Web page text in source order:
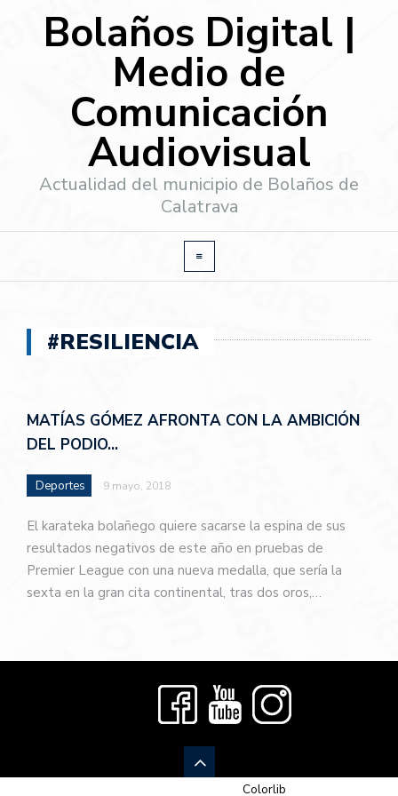
Bolaños Digital |
Medio de
Comunicación
Audiovisual
Actualidad del municipio de Bolaños de
Calatrava
#RESILIENCIA
MATÍAS GÓMEZ AFRONTA CON LA AMBICIÓN
DEL PODIO…
Deportes 9 mayo, 2018
El karateka bolañego quiere sacarse la espina de sus
resultados negativos de este año en pruebas de
Premier League con una nueva medalla, que sería la
sexta en la gran cita continental, tras dos oros,…
Colorlib